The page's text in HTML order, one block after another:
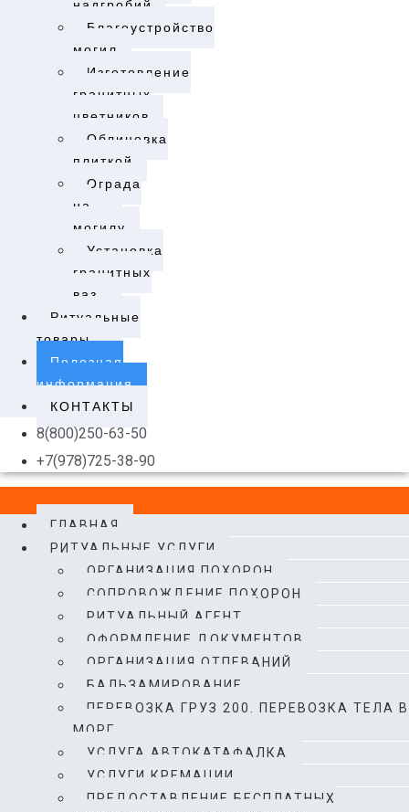
надгробий
Благоустройство
могил
Изготовление
гранитных
цветников
Облицовка
плиткой
Ограда
на
могилу
Установка
гранитных
ваз
Ритуальные
товары
Полезная
информация
КОНТАКТЫ
8(800)250-63-50
+7(978)725-38-90
ГЛАВНАЯ
РИТУАЛЬНЫЕ УСЛУГИ
ОРГАНИЗАЦИЯ ПОХОРОН
CОПРОВОЖДЕНИЕ ПОХОРОН
РИТУАЛЬНЫЙ АГЕНТ
ОФОРМЛЕНИЕ ДОКУМЕНТОВ
ОРГАНИЗАЦИЯ ОТПЕВАНИЙ
БАЛЬЗАМИРОВАНИЕ
ПЕРЕВОЗКА ГРУЗ 200. ПЕРЕВОЗКА ТЕЛА В
МОРГ.​
УСЛУГА АВТОКАТАФАЛКА
УСЛУГИ КРЕМАЦИИ
ПРЕДОСТАВЛЕНИЕ БЕСПЛАТНЫХ